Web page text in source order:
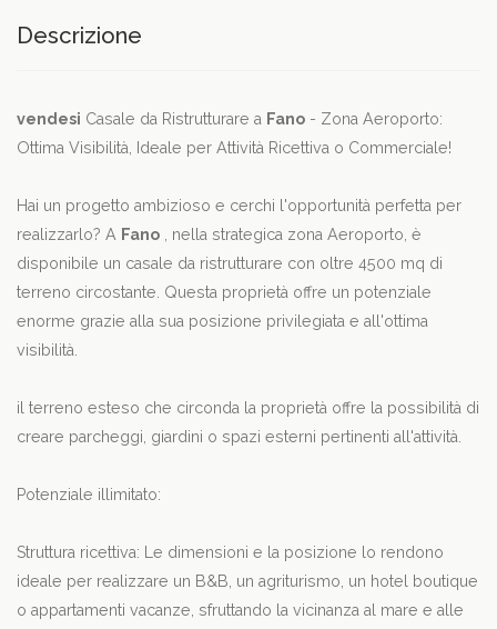
Descrizione
vendesi Casale da Ristrutturare a Fano - Zona Aeroporto:
Ottima Visibilità, Ideale per Attività Ricettiva o Commerciale!
Hai un progetto ambizioso e cerchi l'opportunità perfetta per
realizzarlo? A Fano , nella strategica zona Aeroporto, è
disponibile un casale da ristrutturare con oltre 4500 mq di
terreno circostante. Questa proprietà offre un potenziale
enorme grazie alla sua posizione privilegiata e all'ottima
visibilità.
il terreno esteso che circonda la proprietà offre la possibilità di
creare parcheggi, giardini o spazi esterni pertinenti all'attività.
Potenziale illimitato:
Struttura ricettiva: Le dimensioni e la posizione lo rendono
ideale per realizzare un B&B, un agriturismo, un hotel boutique
o appartamenti vacanze, sfruttando la vicinanza al mare e alle